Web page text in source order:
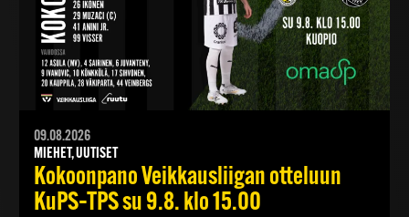
09.08.2026
MIEHET, UUTISET
Kokoonpano Veikkausliigan otteluun
KuPS–TPS su 9.8. klo 15.00